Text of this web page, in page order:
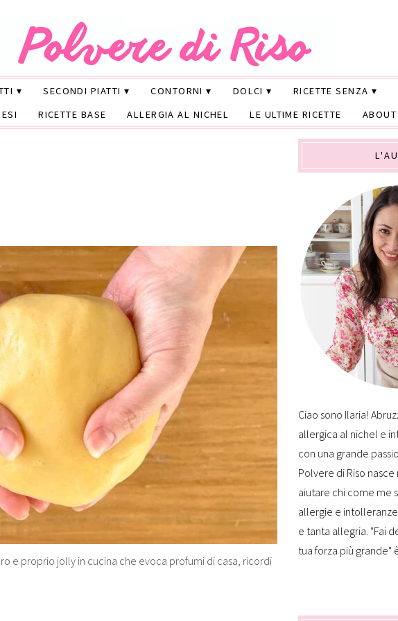
SECONDI PIATTI CONTORNI DOLCI RICETTE SENZA
RICETTE BASE ALLERGIA AL NICHEL LE ULTIME RICETTE ABOUT
e proprio jolly in cucina che evoca profumi di casa, ricordi
Ciao sono Ilaria!
allergica al nichel e
con una grande
Polvere di Riso
aiutare chi come me
allergie e
e tanta allegria. "Fai
tua forza più grande"